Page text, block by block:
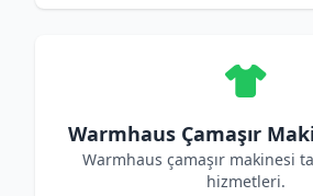
Warmhaus Çamaşır
Warmhaus çamaşır makinesi
hizmetleri.